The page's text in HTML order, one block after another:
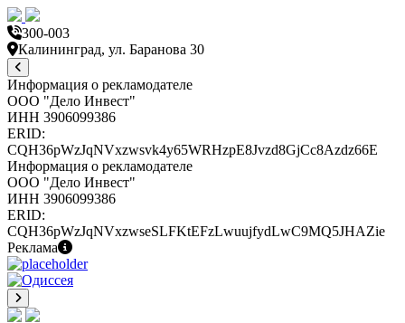
300-003
Калининград, ул. Баранова 30
Информация о рекламодателе
ООО "Дело Инвест"
ИНН 3906099386
ERID:
CQH36pWzJqNVxzwsvk4y65WRHzpE8Jvzd8GjCc8Azdz66E
Информация о рекламодателе
ООО "Дело Инвест"
ИНН 3906099386
ERID:
CQH36pWzJqNVxzwseSLFKtEFzLwuujfydLwC9MQ5JHAZie
Реклама